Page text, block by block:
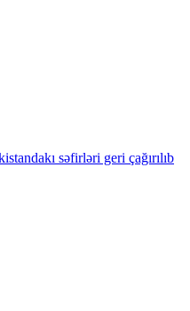
səfirləri geri çağırılıb